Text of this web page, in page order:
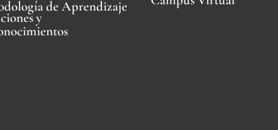
de Aprendizaje
y